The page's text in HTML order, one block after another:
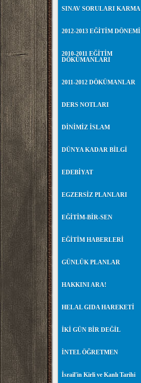
SINAV SORULARI KARMA
2012-2013 EĞİTİM DÖNEMİ
2010-2011 EĞİTİM
DÖKÜMANLARI
2011-2012 DÖKÜMANLAR
DERS NOTLARI
DİNİMİZ İSLAM
DÜNYA KADAR BİLGİ
EDEBİYAT
EGZERSİZ PLANLARI
EĞİTİM-BİR-SEN
EĞİTİM HABERLERİ
GÜNLÜK PLANLAR
HAKKINI ARA!
HELAL GIDA HAREKETİ
İKİ GÜN BİR DEĞİL
İNTEL ÖĞRETMEN
İsrail'in Kirli ve Kanlı Tarihi